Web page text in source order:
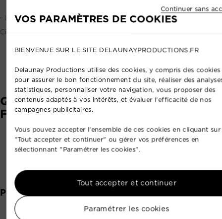
⸱ Uneassurance professionnelle couvrant la Responsabilité
Civile dans le cadre de notre activité
QUESTIONS
FRÉQUENTES
Pouvez-vous faire voler un drone partout ?
VOS PARAMÈTRES DE COOKIES
Continuer sans
BIENVENUE SUR LE SITE DELAUNAYPRODUCTIONS.FR
Delaunay Productions utilise des cookies, y compris des
pour assurer le bon fonctionnement du site, réaliser des
statistiques, personnaliser votre navigation, vous proposer des
contenus adaptés à vos intérêts, et évaluer l'efficacité de nos
campagnes publicitaires.
Vous pouvez accepter l'ensemble de ces cookies en cliquant sur
"Tout accepter et continuer" ou gérer vos préférences en
sélectionnant "Paramétrer les cookies".
Paramétrer les cookies
Tout accepter et continuer